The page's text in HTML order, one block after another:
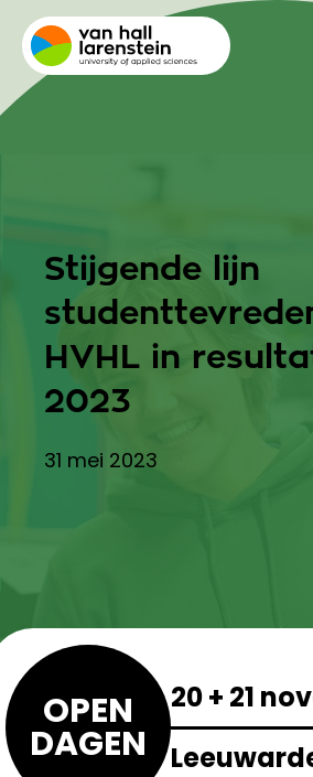
Stijgende lijn
HVHL in
2023
31 mei 2023
OPEN
DAGEN
20 + 21